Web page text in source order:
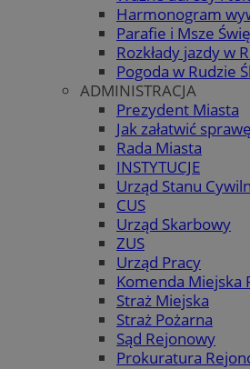
Harmonogram
Parafie i Msze
Rozkłady jazdy w
Pogoda w Rudzie
ADMINISTRACJA
Prezydent Miasta
Jak załatwić
Rada Miasta
INSTYTUCJE
Urząd Stanu
CUS
Urząd Skarbowy
ZUS
Urząd Pracy
Komenda Miejska
Straż Miejska
Straż Pożarna
Sąd Rejonowy
Prokuratura